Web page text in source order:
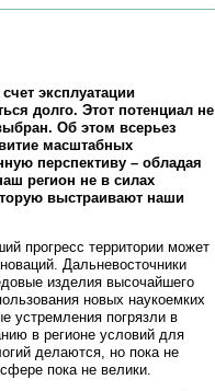
эксплуатации
долго. Этот потенциал не
Об этом всерьез
масштабных
перспективу – обладая
регион не в силах
выстраивают наши
прогресс территории может
Дальневосточники
изделия высочайшего
новых наукоемких
устремления погрязли в
в регионе условий для
делаются, но пока не
пока не велики.